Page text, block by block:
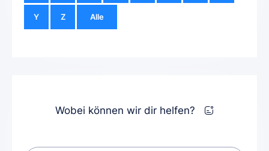
Y Z Alle
Wobei können wir dir helfen?